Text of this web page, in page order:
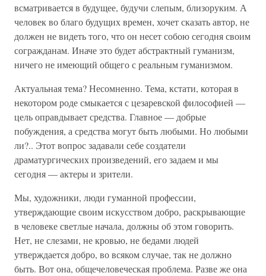
всматривается в будущее, будучи слепым, близоруким. А
человек во благо будущих времен, хочет сказать автор, не
должен не видеть того, что он несет собою сегодня своим
согражданам. Иначе это будет абстрактный гуманизм,
ничего не имеющий общего с реальным гуманизмом.
Актуальная тема? Несомненно. Тема, кстати, которая в
некотором роде смыкается с цезаревской философией —
цель оправдывает средства. Главное — добрые
побуждения, а средства могут быть любыми. Но любыми
ли?.. Этот вопрос задавали себе создатели
драматургических произведений, его задаем и мы
сегодня — актеры и зрители.
Мы, художники, люди гуманной профессии,
утверждающие своим искусством добро, раскрывающие
в человеке светлые начала, должны об этом говорить.
Нет, не слезами, не кровью, не бедами людей
утверждается добро, во всяком случае, так не должно
быть. Вот она, общечеловеческая проблема. Разве же она